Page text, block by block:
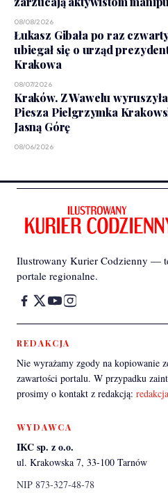
08/08/2026
Łukasz Gibała po raz
ubiegał się o urząd
Krakowa
08/07/2026
Kraków. Z Wawelu
Piesza Pielgrzymka
Jasną Górę
08/06/2026
Ilustrowany Kurier Codzienny —
portale regionalne.
REDAKCJA
Nie wyrażamy zgody na kopiowanie
zawartości portalu. W przypadku
prosimy o kontakt z redakcją:
WYDAWCA
IKC sp. z o.o.
ul. Krakowska 7, 33-100 Tarnów
NIP 873-327-48-78